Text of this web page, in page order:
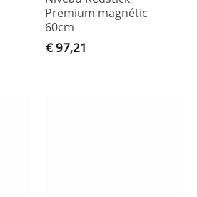
Premium magnétic
60cm
€ 97,21